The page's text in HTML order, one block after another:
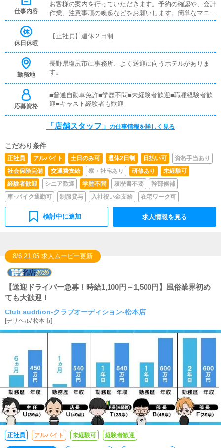
仕事内容
お客様の案内を行っていただきます。予約の確認や、会計
作業、注意事項の喚起などをお願いします。簡単なマニュ
アルや、先輩スタッフに付いて業務内容を見ながら徐々に
す。■キャスト管理お店で働いていただいているキャスト
す。■PC更新業務ヘブンネットなど、ポータルサイト等の
店舗情報更新作業を行っていただきます。キャストの出勤
情報やイベント、求人ブログの作成となります。基本的に
はボタンを押すだけや、ブログの更新時に簡単に文字が入
力出来れば問題ありません。PCが苦手な人でも簡単にで
休日休暇
【正社員】週休２日制
勤務地
長野県塩尻市に事務所、よく送迎に向うホテルがありま
す。
応募資格
■普通自動車免許■学歴不問■未経験者歓迎■職種経験者歓
迎■キャスト経験者も歓迎
「店舗スタッフ」 の仕事情報を詳しく見る
こだわり条件
正社員 アルバイト 土日のみ可 週休2日制 日払い可
資格手当あり
社会保険完備
交通費支給 寮・社宅あり 研修あり
未経験可
経験者歓迎
シニア歓迎 学歴不問 履歴書不要
幹部候補
車･バイク通勤可
制服貸与 入社祝い金支給 在宅ワーク可
検討中に追加 求人情報を見る
8/6 21:05 求人ムービー更新
【送迎ドライバー急募！時給1,100円～1,500円】風俗業界初め
ても大歓迎！
Club audition-クラブオーディション-松本店
[デリヘル/松本市]
正社員 アルバイト 未経験可 経験者歓迎